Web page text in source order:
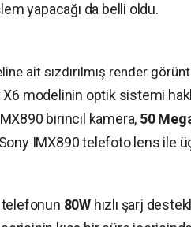
yapacağı da belli oldu.
ait sızdırılmış render
modelinin optik sistemi
birincil kamera, 50
Sony IMX890 telefoto lens ile
telefonun 80W hızlı şarj